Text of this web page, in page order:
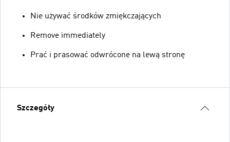
Nie używać środków zmiękczających
Remove immediately
Prać i prasować odwrócone na lewą stronę
Szczegóły